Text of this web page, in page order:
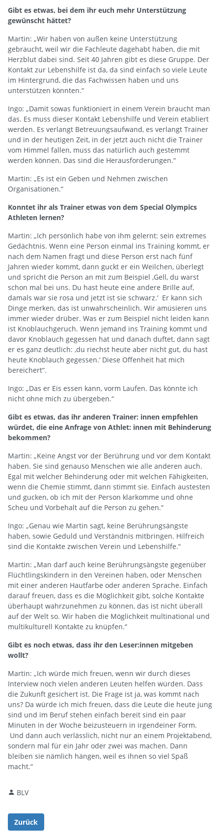
Gibt es etwas, bei dem ihr euch mehr Unterstützung
gewünscht hättet?
Martin: „Wir haben von außen keine Unterstützung
gebraucht, weil wir die Fachleute dagehabt haben, die mit
Herzblut dabei sind. Seit 40 Jahren gibt es diese Gruppe. Der
Kontakt zur Lebenshilfe ist da, da sind einfach so viele Leute
im Hintergrund, die das Fachwissen haben und uns
unterstützen könnten.“
Ingo: „Damit sowas funktioniert in einem Verein braucht man
das. Es muss dieser Kontakt Lebenshilfe und Verein etabliert
werden. Es verlangt Betreuungsaufwand, es verlangt Trainer
und in der heutigen Zeit, in der jetzt auch nicht die Trainer
vom Himmel fallen, muss das natürlich auch gestemmt
werden können. Das sind die Herausforderungen.“
Martin: „Es ist ein Geben und Nehmen zwischen
Organisationen.“
Konntet ihr als Trainer etwas von dem Special Olympics
Athleten lernen?
Martin: „Ich persönlich habe von ihm gelernt: sein extremes
Gedächtnis. Wenn eine Person einmal ins Training kommt, er
nach dem Namen fragt und diese Person erst nach fünf
Jahren wieder kommt, dann guckt er ein Weilchen, überlegt
und spricht die Person an mit zum Beispiel ‚Gell, du warst
schon mal bei uns. Du hast heute eine andere Brille auf,
damals war sie rosa und jetzt ist sie schwarz.‘ Er kann sich
Dinge merken, das ist unwahrscheinlich. Wir amüsieren uns
immer wieder drüber. Was er zum Beispiel nicht leiden kann
ist Knoblauchgeruch. Wenn jemand ins Training kommt und
davor Knoblauch gegessen hat und danach duftet, dann sagt
er es ganz deutlich: ‚du riechst heute aber nicht gut, du hast
heute Knoblauch gegessen.‘ Diese Offenheit hat mich
bereichert“.
Ingo: „Das er Eis essen kann, vorm Laufen. Das könnte ich
nicht ohne mich zu übergeben.“
Gibt es etwas, das ihr anderen Trainer: innen empfehlen
würdet, die eine Anfrage von Athlet: innen mit Behinderung
bekommen?
Martin: „Keine Angst vor der Berührung und vor dem Kontakt
haben. Sie sind genauso Menschen wie alle anderen auch.
Egal mit welcher Behinderung oder mit welchen Fähigkeiten,
wenn die Chemie stimmt, dann stimmt sie. Einfach austesten
und gucken, ob ich mit der Person klarkomme und ohne
Scheu und Vorbehalt auf die Person zu gehen.“
Ingo: „Genau wie Martin sagt, keine Berührungsängste
haben, sowie Geduld und Verständnis mitbringen. Hilfreich
sind die Kontakte zwischen Verein und Lebenshilfe.“
Martin: „Man darf auch keine Berührungsängste gegenüber
Flüchtlingskindern in den Vereinen haben, oder Menschen
mit einer anderen Hautfarbe oder anderen Sprache. Einfach
darauf freuen, dass es die Möglichkeit gibt, solche Kontakte
überhaupt wahrzunehmen zu können, das ist nicht überall
auf der Welt so. Wir haben die Möglichkeit multinational und
multikulturell Kontakte zu knüpfen.“
Gibt es noch etwas, dass ihr den Leser:innen mitgeben
wollt?
Martin: „Ich würde mich freuen, wenn wir durch dieses
Interview noch vielen anderen Leuten helfen würden. Dass
die Zukunft gesichert ist. Die Frage ist ja, was kommt nach
uns? Da würde ich mich freuen, dass die Leute die heute jung
sind und im Beruf stehen einfach bereit sind ein paar
Minuten in der Woche beizusteuern in irgendeiner Form.
Und dann auch verlässlich, nicht nur an einem Projektabend,
sondern mal für ein Jahr oder zwei was machen. Dann
bleiben sie nämlich hängen, weil es ihnen so viel Spaß
macht.“
BLV
Zurück